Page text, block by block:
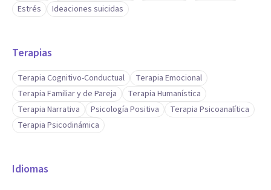
Estrés
Ideaciones suicidas
Terapias
Terapia Cognitivo-Conductual
Terapia Emocional
Terapia Familiar y de Pareja
Terapia Humanística
Terapia Narrativa
Psicología Positiva
Terapia Psicoanalítica
Terapia Psicodinámica
Idiomas